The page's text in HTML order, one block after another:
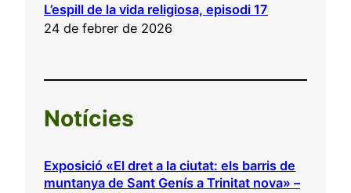
L’espill de la vida religiosa, episodi 17
24 de febrer de 2026
Notícies
Exposició «El dret a la ciutat: els barris de
muntanya de Sant Genís a Trinitat nova» –